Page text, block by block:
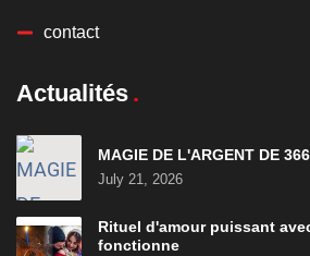
contact
Actualités
MAGIE DE L'ARGENT DE 366
July 21, 2026
Rituel d'amour puissant
fonctionne